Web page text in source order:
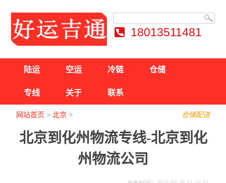
18013511481
陆运 空运 冷链 仓储
专线 关于 联系
仓储配送
网站首页 >北京 >
北京到化州物流专线-北京到化
州物流公司